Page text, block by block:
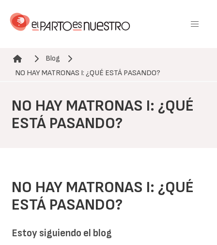
contenido
Ruta de navegación
Blog
NO HAY MATRONAS I: ¿QUÉ ESTÁ PASANDO?
NO HAY MATRONAS I: ¿QUÉ
ESTÁ PASANDO?
NO HAY MATRONAS I: ¿QUÉ
ESTÁ PASANDO?
Estoy siguiendo el blog